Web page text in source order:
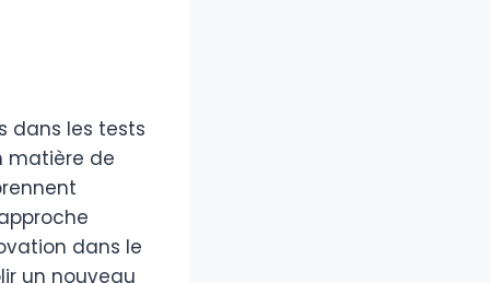
dans les tests
matière de
dans le
un nouveau